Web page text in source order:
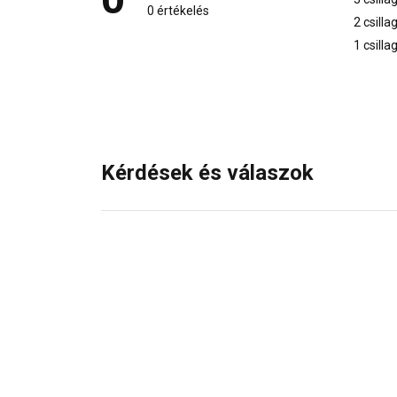
0 értékelés
2 csillag
1 csillag
Kérdések és válaszok